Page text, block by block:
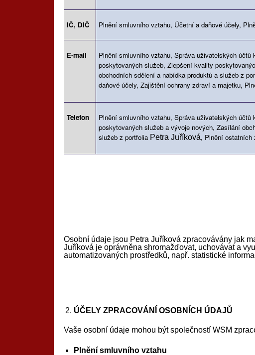
IČ, DIČ Plnění smluvního vztahu, Účetní a daňové účely,
E-mail
Plnění smluvního vztahu, Správa uživatelských
poskytovaných služeb, Zlepšení kvality
obchodních sdělení a nabídka produktů a služeb z
daňové účely, Zajištění ochrany zdraví a majetku,
Telefon
Plnění smluvního vztahu, Správa uživatelských účtů
poskytovaných služeb a vývoje nových, Zasílání
služeb z portfolia Petra Juříková, Plnění ostatních
Osobní údaje jsou Petra Juříková zpracovávány jak
Juříková je oprávněna shromažďovat, uchovávat a
automatizovaných prostředků, např. statistické
ÚČELY ZPRACOVÁNÍ OSOBNÍCH ÚDAJŮ
Vaše osobní údaje mohou být společností WSM
Plnění smluvního vztahu